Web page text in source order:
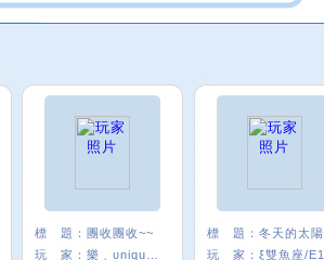
標 題： 團收團收~~
玩 家：
標 題：
玩 家： ξ雙魚座/